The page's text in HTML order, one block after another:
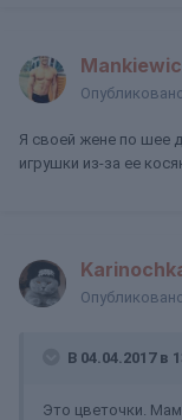
Я своей жене по шее
игрушки из-за ее
В 04.04.2017 в
Это цветочки.